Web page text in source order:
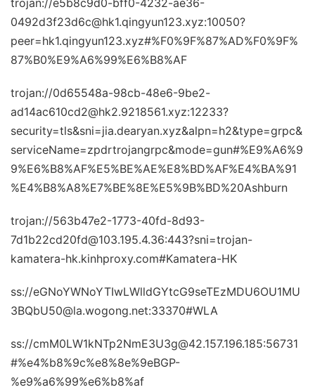
trojan://e5b8c9d0-bff0-4232-ae36-
0492d3f23d6c@hk1.qingyun123.xyz:10050?
peer=hk1.qingyun123.xyz#%F0%9F%87%AD%F0%9F%
87%B0%E9%A6%99%E6%B8%AF
trojan://0d65548a-98cb-48e6-9be2-
ad14ac610cd2@hk2.9218561.xyz:12233?
security=tls&sni=jia.dearyan.xyz&alpn=h2&type=grpc&
serviceName=zpdrtrojangrpc&mode=gun#%E9%A6%9
9%E6%B8%AF%E5%BE%AE%E8%BD%AF%E4%BA%91
%E4%B8%A8%E7%BE%8E%E5%9B%BD%20Ashburn
trojan://563b47e2-1773-40fd-8d93-
7d1b22cd20fd@103.195.4.36:443?sni=trojan-
kamatera-hk.kinhproxy.com#Kamatera-HK
ss://eGNoYWNoYTIwLWlldGYtcG9seTEzMDU6OU1MU
3BQbU50@la.wogong.net:33370#WLA
ss://cmM0LW1kNTp2NmE3U3g@42.157.196.185:56731
#%e4%b8%9c%e8%8e%9eBGP-
%e9%a6%99%e6%b8%af